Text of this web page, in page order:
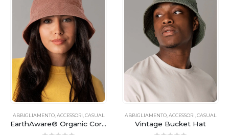
ABBIGLIAMENTO,ACCESSORI,CASUAL
EarthAware® Organic Cord Bucket Hat
ABBIGLIAMENTO,ACCESSORI,CASUAL
Vintage Bucket Hat